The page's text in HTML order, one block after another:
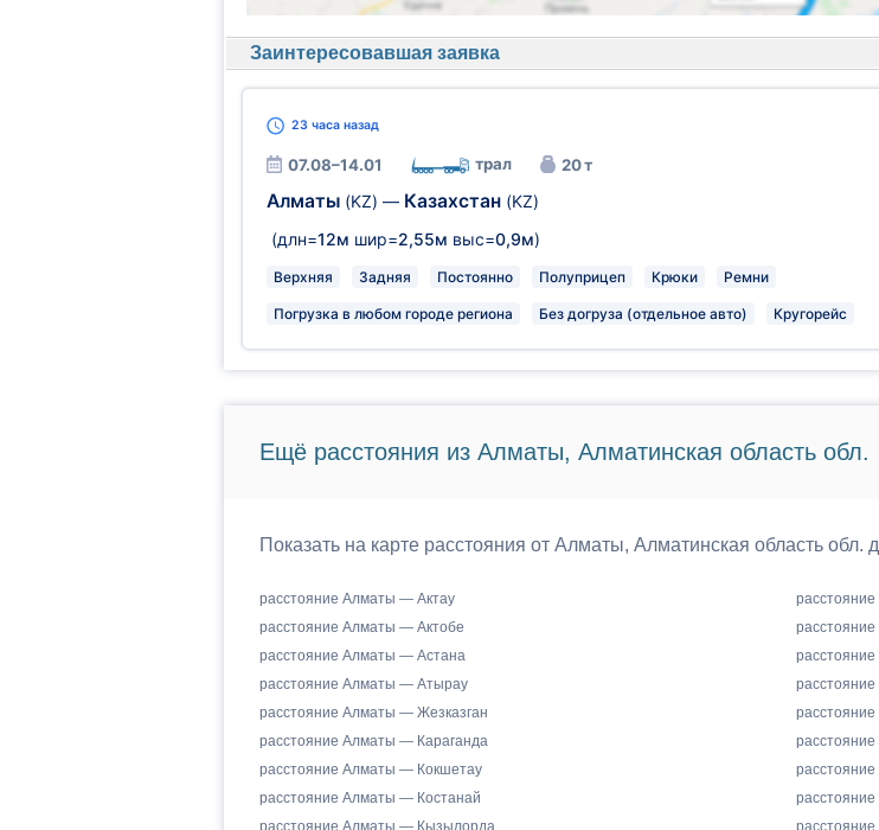
Заинтересовавшая заявка
23 часаназад
07.08–14.01 трал 20 т
Алматы (KZ) — Казахстан (KZ)
(длн=12м шир=2,55м выс=0,9м)
Верхняя Задняя Постоянно Полуприцеп Крюки Ремни
Погрузка в любом городе региона Без догруза (отдельное авто) Кругорейс
Ещё расстояния из Алматы, Алматинская область обл.
Показать на карте расстояния от Алматы, Алматинская область обл.
расстояние Алматы — Актау
расстояние Алматы — Актобе
расстояние Алматы — Астана
расстояние Алматы — Атырау
расстояние Алматы — Жезказган
расстояние Алматы — Караганда
расстояние Алматы — Кокшетау
расстояние Алматы — Костанай
расстояние Алматы — Кызылорда